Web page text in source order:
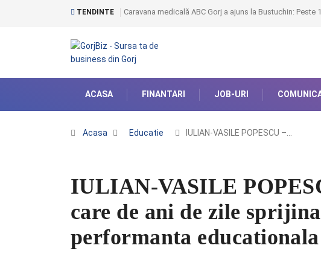
TENDINTE Caravana medicală ABC Gorj a ajuns la Bustuchin:
ACASA FINANTARI JOB-URI
Acasa Educatie IULIAN-VASILE POPESCU –…
IULIAN-VASILE
care de ani de zile
performanta